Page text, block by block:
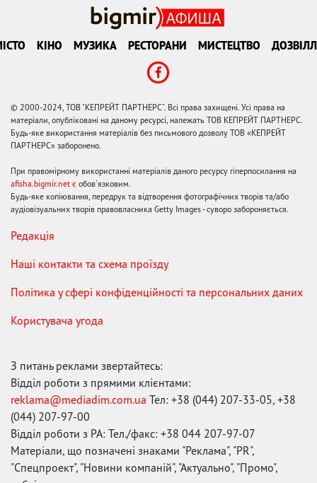
КІНО МУЗИКА РЕСТОРАНИ МИСТЕЦТВО
© 2000-2024, ТОВ "КЕПРЕЙТ ПАРТНЕРС". Всі права захищені. Усі права на
матеріали, опубліковані на даному ресурсі, належать ТОВ КЕПРЕЙТ ПАРТНЕРС.
Будь-яке використання матеріалів без письмового дозволу ТОВ «КЕПРЕЙТ
ПАРТНЕРС» заборонено.
При правомірному використанні матеріалів даного ресурсу гіперпосилання на
afisha.bigmir.net є обов'язковим.
Будь-яке копіювання, передрук та відтворення фотографічних творів та/або
аудіовізуальних творів правовласника Getty Images - суворо забороняється.
Редакція
Наші контакти та схема проїзду
Політика у сфері конфіденційності та персональних даних
Користувача угода
З питань реклами звертайтесь:
Відділ роботи з прямими клієнтами:
reklama@mediadim.com.ua Тел: +38 (044) 207-33-05, +38
(044) 207-97-00
Відділ роботи з РА: Тел./факс: +38 044 207-97-07
Матеріали, що позначені знаками "Реклама", "PR",
"Спецпроект", "Новини компаній", "Актуально", "Промо",